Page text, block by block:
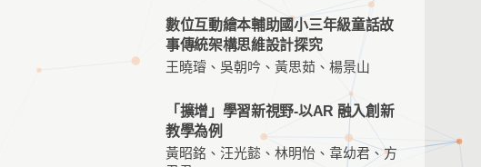
數位互動繪本輔助國小三年級童話故
事傳統架構思維設計探究
王曉璿、吳朝吟、黃思茹、楊景山
「擴增」學習新視野-以AR 融入創新
教學為例
黃昭銘、汪光懿、林明怡、韋幼君、方